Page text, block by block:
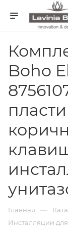
Boho
Главная —
Инсталляции